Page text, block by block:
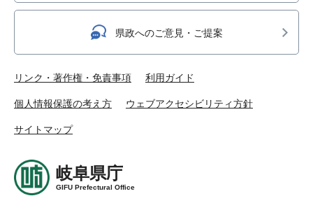
県政へのご意見・ご提案
リンク・著作権・免責事項 利用ガイド
個人情報保護の考え方 ウェブアクセシビリティ方針
サイトマップ
岐阜県庁
GIFU Prefectural Office